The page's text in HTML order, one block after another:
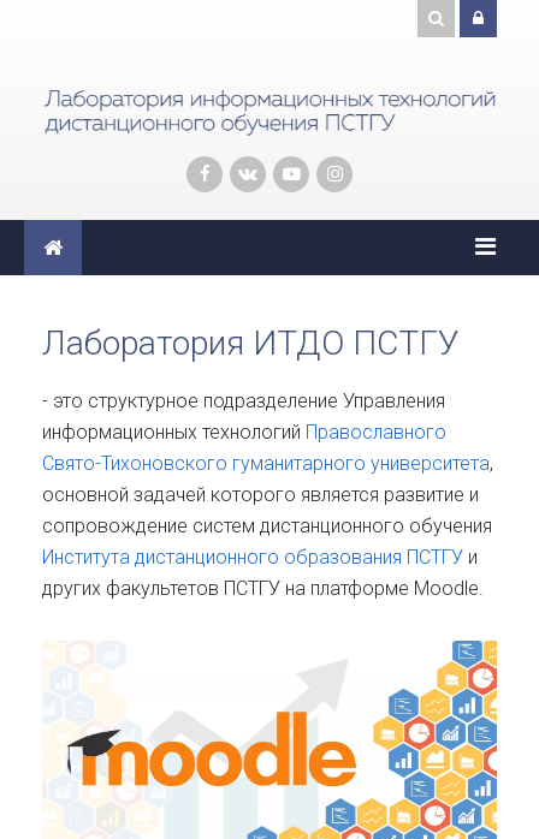
Лаборатория ИТДО ПСТГУ
- это структурное подразделение Управления
информационных технологий Православного
Свято-Тихоновского гуманитарного университета,
основной задачей которого является развитие и
сопровождение систем дистанционного обучения
Института дистанционного образования ПСТГУ и
других факультетов ПСТГУ на платформе Moodle.